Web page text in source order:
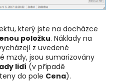
který jste na docházce
položku. Náklady na
z uvedené
mzdy, jsou sumarizovány
lidí (v případě
do pole Cena).